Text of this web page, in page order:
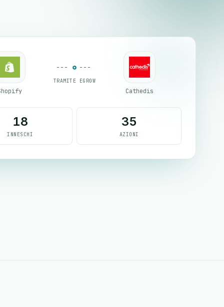
TRAMITE EGROW
Cathedis
18
INNESCHI
35
AZIONI